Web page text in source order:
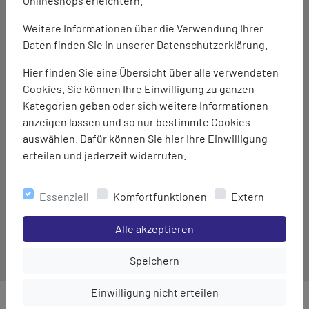
Weitere Informationen über die Verwendung Ihrer
Daten finden Sie in unserer Datenschutzerklärung.
Hier finden Sie eine Übersicht über alle verwendeten
Cookies. Sie können Ihre Einwilligung zu ganzen
Kategorien geben oder sich weitere Informationen
anzeigen lassen und so nur bestimmte Cookies
auswählen. Dafür können Sie hier Ihre Einwilligung
erteilen und jederzeit widerrufen.
Essenziell Komfortfunktionen Extern
Einstellungen speichern für die Gruppe
Alle akzeptieren
Einstellungen speichern für die
Speichern
Einstellungen speichern für die Gruppe
Einwilligung nicht erteilen
Ausstattung:
außergewöhnliche Atmungsaktivität und schnelles
Trocknen
Kappnähte erhöhen die Haltbarkeit und den Komfort
Marke:
Marmot
100% Polyester
Gewicht: